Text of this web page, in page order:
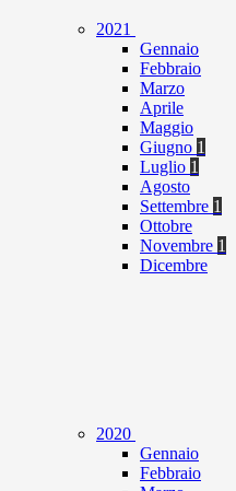
2021
Gennaio
Febbraio
Marzo
Aprile
Maggio
Giugno 1
Luglio 1
Agosto
Settembre 1
Ottobre
Novembre 1
Dicembre
2020
Gennaio
Febbraio